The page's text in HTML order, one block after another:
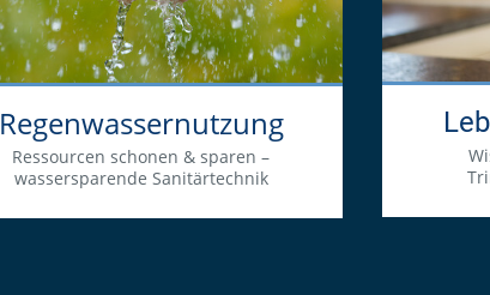
Regenwassernutzung
Ressourcen schonen & sparen –
wassersparende Sanitärtechnik